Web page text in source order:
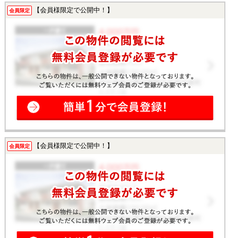
会員限定 【会員様限定で公開中！】
会員限定 【会員様限定で公開中！】